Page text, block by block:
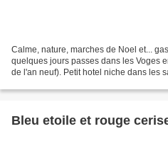
Calme, nature, marches de Noel et...
quelques jours passes dans les Voges
de l'an neuf). Petit hotel niche dans les
Bleu etoile et rouge